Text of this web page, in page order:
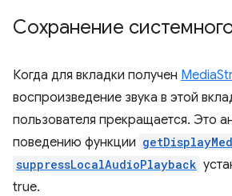
Сохранение
Когда для вкладки получен
воспроизведение звука в этой
пользователя прекращается. Это
поведению функции
suppressLocalAudioPlayback
true.